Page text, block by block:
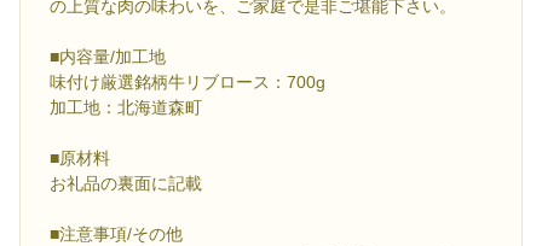
の上質な肉の味わいを、ご家庭で是非ご堪能下さい。
■内容量/加工地
味付け厳選銘柄牛リブロース：700g
加工地：北海道森町
■原材料
お礼品の裏面に記載
■注意事項/その他